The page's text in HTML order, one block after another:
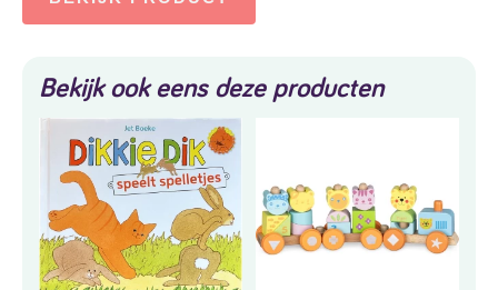
Bekijk ook eens deze producten